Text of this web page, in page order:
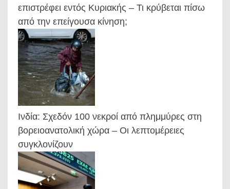
επιστρέφει εντός Κυριακής – Τι κρύβεται πίσω
από την επείγουσα κίνηση;
Ινδία: Σχεδόν 100 νεκροί από πλημμύρες στη
βορειοανατολική χώρα – Οι λεπτομέρειες
συγκλονίζουν